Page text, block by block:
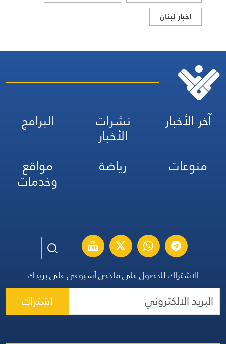
اخبار لبنان
آخر الأخبار نشرات
الأخبار
البرامج
منوعات
رياضة مواقع
وخدمات
الاشتراك للحصول على ملخص أسبوعي على بريدك
اشتراك